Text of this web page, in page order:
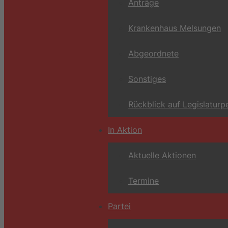
Anträge
Krankenhaus Melsungen
Abgeordnete
Sonstiges
Rückblick auf
In Aktion
Aktuelle Aktionen
Termine
Partei